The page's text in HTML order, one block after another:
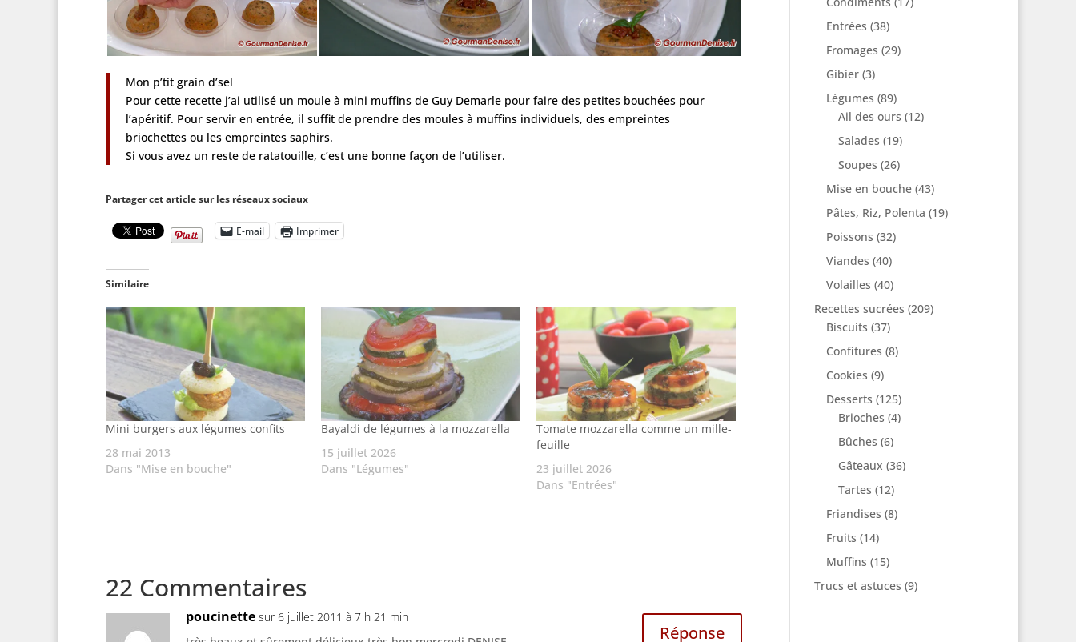
Mon p’tit grain d’sel
Pour cette recette j’ai utilisé un moule à mini muffins de Guy Demarle pour faire des petites bouchées pour
l’apéritif. Pour servir en entrée, il suffit de prendre des moules à muffins individuels, des empreintes
briochettes ou les empreintes saphirs.
Si vous avez un reste de ratatouille, c’est une bonne façon de l’utiliser.
Partager cet article sur les réseaux sociaux
E-mail Imprimer
Similaire
Mini burgers aux légumes confits
28 mai 2013
Dans "Mise en bouche"
Bayaldi de légumes à la mozzarella
15 juillet 2026
Dans "Légumes"
Tomate mozzarella comme un mille-
feuille
23 juillet 2026
Dans "Entrées"
22 Commentaires
poucinette sur 6 juillet 2011 à 7 h 21 min
Réponse
Entrées (38)
Fromages (29)
Gibier(3)
Légumes (89)
Ail des ours (12)
Salades (19)
Soupes (26)
Mise en bouche(43)
Pâtes, Riz, Polenta (19)
Poissons (32)
Viandes (40)
Volailles (40)
Recettes sucrées (209)
Biscuits (37)
Confitures (8)
Cookies (9)
Desserts (125)
Brioches (4)
Bûches (6)
Gâteaux (36)
Tartes (12)
Friandises (8)
Fruits (14)
Muffins (15)
Trucs et astuces (9)